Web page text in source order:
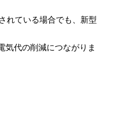
れている場合でも、新型
気代の削減につながりま